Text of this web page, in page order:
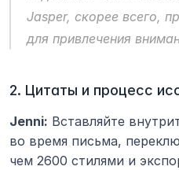
Jasper, скорее всего,
для привлечения
2. Цитаты и процесс
Jenni: Вставляйте
во время письма,
чем 2600 стилями и